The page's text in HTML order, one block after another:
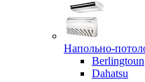
Напольно-
Berlingtoun
Dahatsu